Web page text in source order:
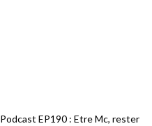
Podcast EP190 : Etre Mc, rester